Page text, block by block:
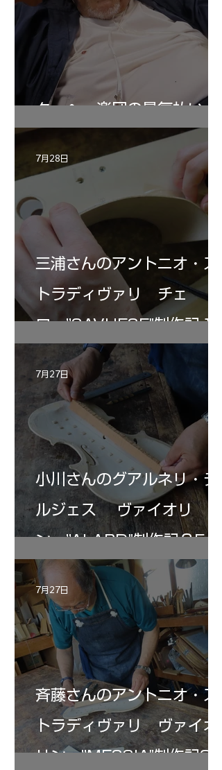
ターヘー楽団の暑気払い
三浦さんのアントニオ・ス
トラディヴァリ チェ
ロ ”SAVUESE"制作記１2
7月28日
小川さんのグアルネリ・デ
ルジェス ヴァイオリ
ン ”ALARD"制作記３5
7月27日
斉藤さんのアントニオ・ス
トラディヴァリ ヴァイオ
リン ”MESSIA"制作記33
7月27日